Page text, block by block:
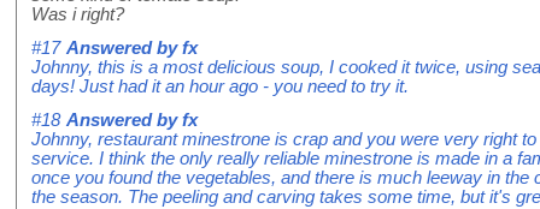
Was i right?
#17 Answered byfx
Johnny, this is a most delicious soup, I cooked it twice, using
days! Just had it an hour ago - you need to try it.
#18 Answered byfx
Johnny, restaurant minestrone is crap and you were very right
service. I think the only really reliable minestrone is made in a
once you found the vegetables, and there is much leeway in the
the season. The peeling and carving takes some time, but it's